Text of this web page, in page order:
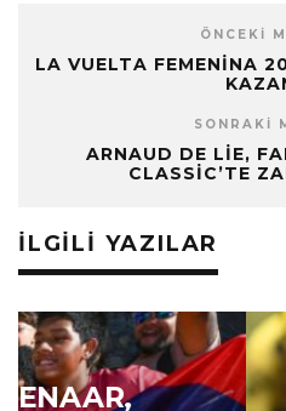
ÖNCEKI
LA VUELTA FEMENINA
SONRAKI
ARNAUD DE LIE,
CLASSIC’TE
İLGILI YAZILAR